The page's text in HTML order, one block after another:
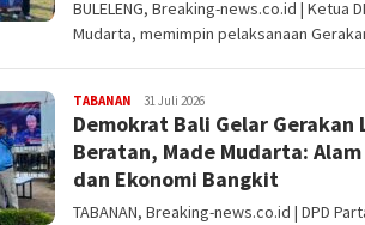
BULELENG, Breaking-news.co.id | Ketua
Mudarta, memimpin pelaksanaan
TABANAN admin
31 Juli 2026
Demokrat Bali Gelar Gerakan
Beratan, Made Mudarta:
dan Ekonomi Bangkit
TABANAN, Breaking-news.co.id | DPD